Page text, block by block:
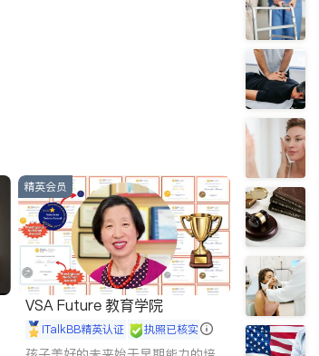
精英会员
VSA Future 教育学院
iTalkBB精英认证 执照已核实